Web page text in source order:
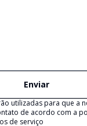
Enviar
utilizadas para que a
de acordo com a
de serviço